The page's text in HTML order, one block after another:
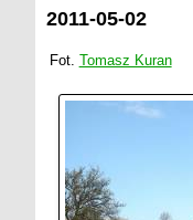
2011-05-02
Fot. Tomasz Kuran